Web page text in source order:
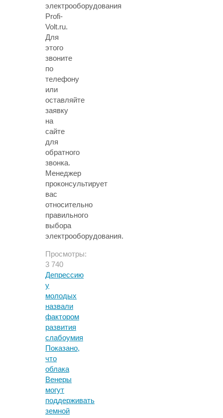
электрооборудования
Profi-
Volt.ru.
Для
этого
звоните
по
телефону
или
оставляйте
заявку
на
сайте
для
обратного
звонка.
Менеджер
проконсультирует
вас
относительно
правильного
выбора
электрооборудования.
Просмотры:
3 740
Депрессию
у
молодых
назвали
фактором
развития
слабоумия
Показано,
что
облака
Венеры
могут
поддерживать
земной